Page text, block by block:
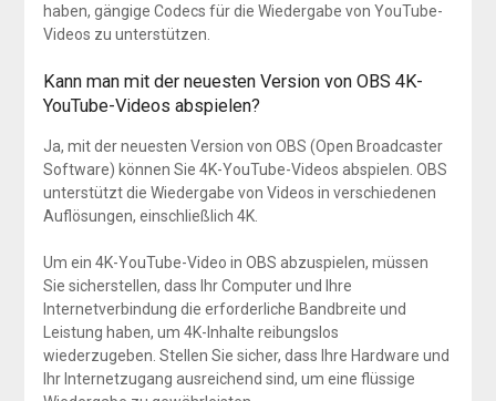
haben, gängige Codecs für die Wiedergabe von YouTube-
Videos zu unterstützen.
Kann man mit der neuesten Version von OBS 4K-
YouTube-Videos abspielen?
Ja, mit der neuesten Version von OBS (Open Broadcaster
Software) können Sie 4K-YouTube-Videos abspielen. OBS
unterstützt die Wiedergabe von Videos in verschiedenen
Auflösungen, einschließlich 4K.
Um ein 4K-YouTube-Video in OBS abzuspielen, müssen
Sie sicherstellen, dass Ihr Computer und Ihre
Internetverbindung die erforderliche Bandbreite und
Leistung haben, um 4K-Inhalte reibungslos
wiederzugeben. Stellen Sie sicher, dass Ihre Hardware und
Ihr Internetzugang ausreichend sind, um eine flüssige